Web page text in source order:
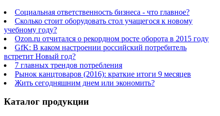
Социальная ответственность бизнеса - что главное?
Сколько стоит оборудовать стол учащегося к новому
учебному году?
Ozon.ru отчитался о рекордном росте оборота в 2015 году
GfK: В каком настроении российский потребитель
встретит Новый год?
7 главных трендов потребления
Рынок канцтоваров (2016): краткие итоги 9 месяцев
Жить сегодняшним днем или экономить?
Каталог продукции